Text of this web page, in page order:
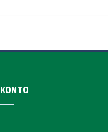
KONTO